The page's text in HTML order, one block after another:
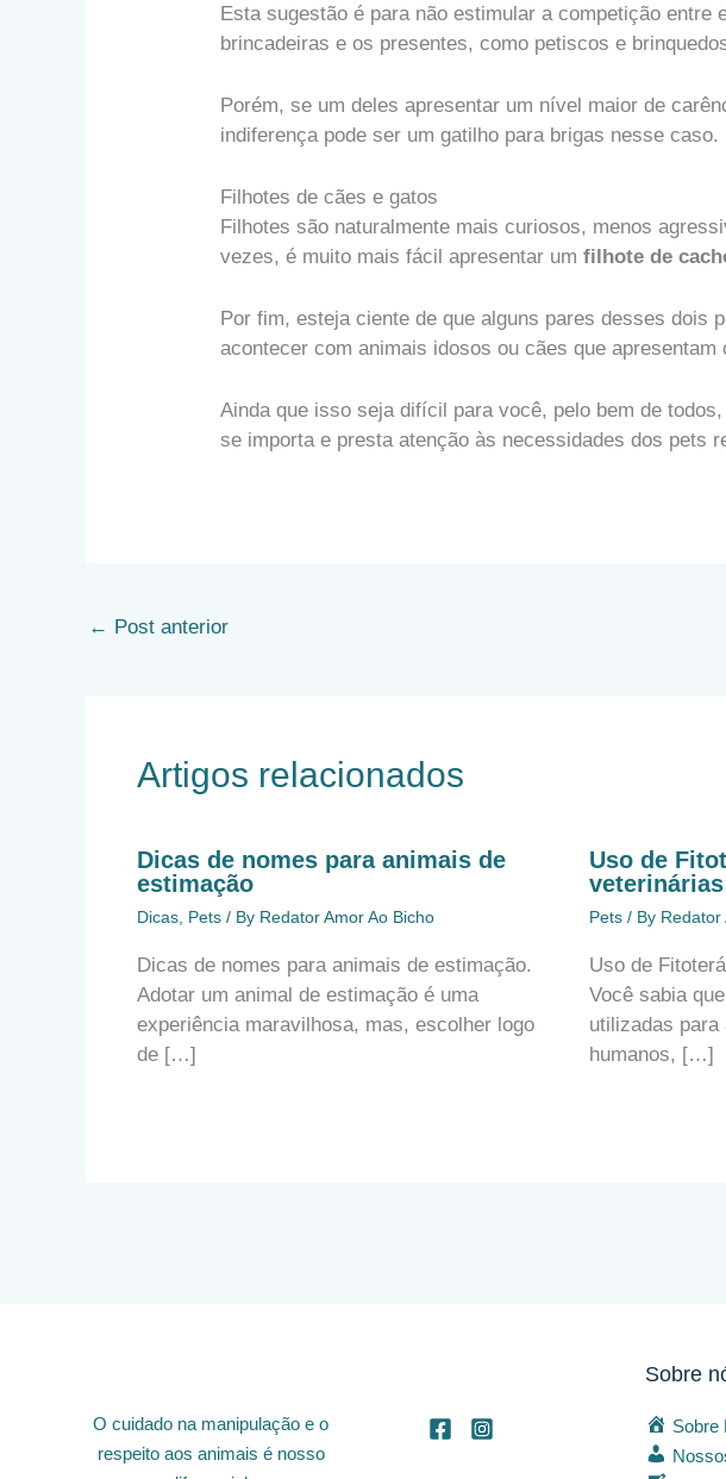
Esta sugestão é para não estimular a competição
brincadeiras e os presentes, como petiscos e
Porém, se um deles apresentar um nível maior de
indiferença pode ser um gatilho para brigas nesse caso.
Filhotes de cães e gatos
Filhotes são naturalmente mais curiosos, menos
vezes, é muito mais fácil apresentar umfilhote de
Por fim, esteja ciente de que alguns pares desses
acontecer com animais idosos ou cães que apresentam
Ainda que isso seja difícil para você, pelo bem de
se importa e presta atenção às necessidades dos pets
← Post anterior
Artigos relacionados
Dicas de nomes para animais de
estimação
Dicas, Pets/ By Redator Amor Ao Bicho
Dicas de nomes para animais de estimação.
Adotar um animal de estimação é uma
experiência maravilhosa, mas, escolher logo
de […]
Uso de
veterinárias
Pets/ By Redator
Uso de
Você sabia
utilizadas para
humanos, […]
O cuidado na manipulação e o
respeito aos animais é nosso
Sobre
Sobre